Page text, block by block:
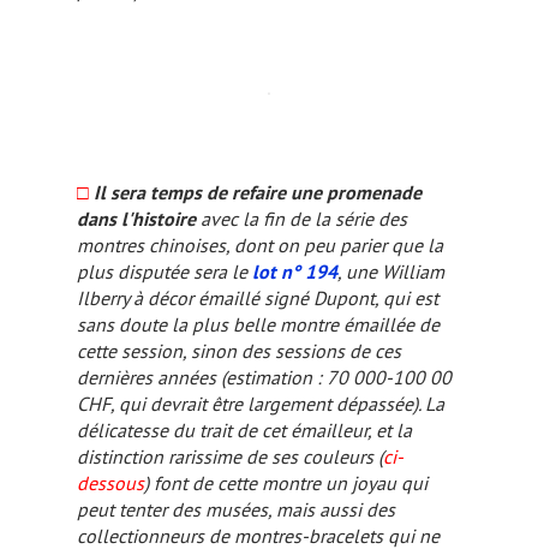
□ Il sera temps de refaire une promenade
dans l'histoireavec la fin de la série des
montres chinoises, dont on peu parier que la
plus disputée sera le lot n° 194, une William
Ilberry à décor émaillé signé Dupont, qui est
sans doute la plus belle montre émaillée de
cette session, sinon des sessions de ces
dernières années (estimation : 70 000-100 00
CHF, qui devrait être largement dépassée). La
délicatesse du trait de cet émailleur, et la
distinction rarissime de ses couleurs (ci-
dessous) font de cette montre un joyau qui
peut tenter des musées, mais aussi des
collectionneurs de montres-bracelets qui ne